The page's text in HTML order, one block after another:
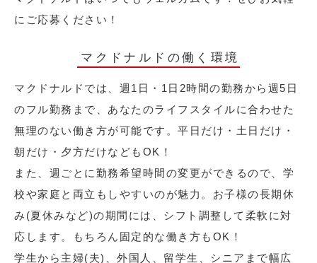
にご応募ください！
マクドナルドの働く環境
マクドナルドでは、週1日・1日2時間の勤務から週5日
のフル勤務まで、あなたのライフスタイルに合わせた
無理のない働き方が可能です。平日だけ・土日だけ・
朝だけ・夕方だけなどもOK！
また、週ごとに勤務希望時間の変更ができるので、学
校や家庭と両立もしやすいのが魅力。お子様の長期休
み(夏休みなど)の期間には、シフト調整して柔軟に対
応します。もちろん固定的な働き方もOK！
学生から主婦(夫)、外国人、留学生、シニアまで幅広